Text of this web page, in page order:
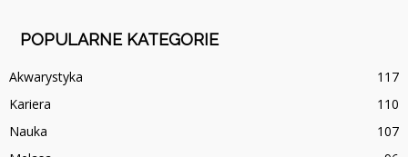
POPULARNE KATEGORIE
Akwarystyka
117
Kariera
110
Nauka
107